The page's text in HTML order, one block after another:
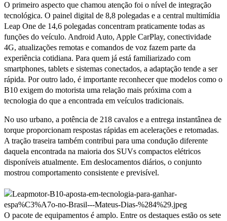
O primeiro aspecto que chamou atenção foi o nível de integração
tecnológica. O painel digital de 8,8 polegadas e a central multimídia
Leap One de 14,6 polegadas concentram praticamente todas as
funções do veículo. Android Auto, Apple CarPlay, conectividade
4G, atualizações remotas e comandos de voz fazem parte da
experiência cotidiana. Para quem já está familiarizado com
smartphones, tablets e sistemas conectados, a adaptação tende a ser
rápida. Por outro lado, é importante reconhecer que modelos como o
B10 exigem do motorista uma relação mais próxima com a
tecnologia do que a encontrada em veículos tradicionais.
No uso urbano, a potência de 218 cavalos e a entrega instantânea de
torque proporcionam respostas rápidas em acelerações e retomadas.
A tração traseira também contribui para uma condução diferente
daquela encontrada na maioria dos SUVs compactos elétricos
disponíveis atualmente. Em deslocamentos diários, o conjunto
mostrou comportamento consistente e previsível.
O pacote de equipamentos é amplo. Entre os destaques estão os sete